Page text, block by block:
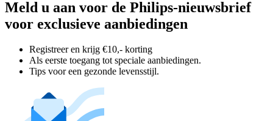
Meld u aan voor de Philips-nieuwsbrief
voor exclusieve aanbiedingen
Registreer en krijg €10,- korting
Als eerste toegang tot speciale aanbiedingen.
Tips voor een gezonde levensstijl.